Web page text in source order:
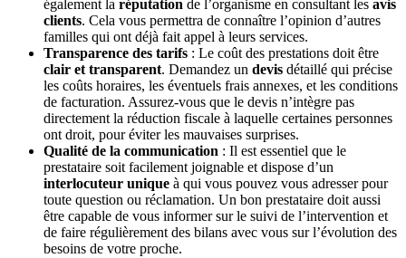
également la réputation de l’organisme en consultant les avis
clients. Cela vous permettra de connaître l’opinion d’autres
familles qui ont déjà fait appel à leurs services.
Transparence des tarifs : Le coût des prestations doit être
clair et transparent. Demandez un devis détaillé qui précise
les coûts horaires, les éventuels frais annexes, et les conditions
de facturation. Assurez-vous que le devis n’intègre pas
directement la réduction fiscale à laquelle certaines personnes
ont droit, pour éviter les mauvaises surprises.
Qualité de la communication : Il est essentiel que le
prestataire soit facilement joignable et dispose d’un
interlocuteur unique à qui vous pouvez vous adresser pour
toute question ou réclamation. Un bon prestataire doit aussi
être capable de vous informer sur le suivi de l’intervention et
de faire régulièrement des bilans avec vous sur l’évolution des
besoins de votre proche.